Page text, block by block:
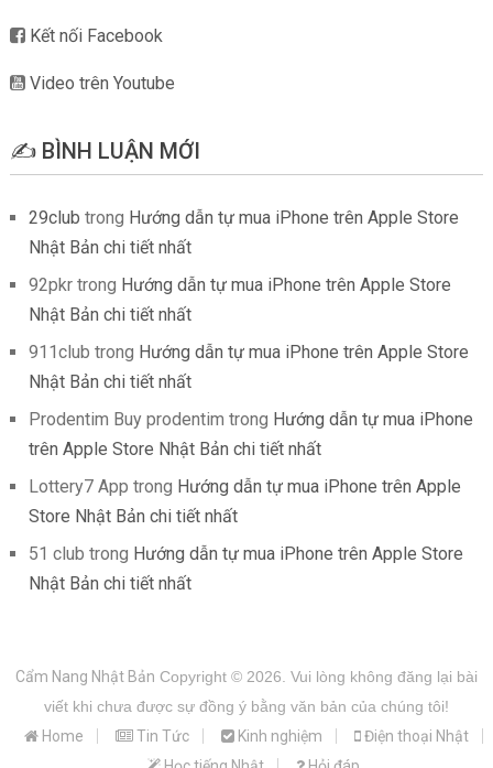
Kết nối Facebook
Video trên Youtube
✍️ BÌNH LUẬN MỚI
29club trong Hướng dẫn tự mua iPhone trên Apple Store
Nhật Bản chi tiết nhất
92pkrtrong Hướng dẫn tự mua iPhone trên Apple Store
Nhật Bản chi tiết nhất
911club trong Hướng dẫn tự mua iPhone trên Apple Store
Nhật Bản chi tiết nhất
Prodentim Buy prodentim trong Hướng dẫn tự mua iPhone
trên Apple Store Nhật Bản chi tiết nhất
Lottery7 App trong Hướng dẫn tự mua iPhone trên Apple
Store Nhật Bản chi tiết nhất
51 club trong Hướng dẫn tự mua iPhone trên Apple Store
Nhật Bản chi tiết nhất
Cẩm Nang Nhật Bản Copyright © 2026. Vui lòng không đăng lại bài
viết khi chưa được sự đồng ý bằng văn bản của chúng tôi!
Home
Tin Tức Kinh nghiệm
Điện thoại Nhật